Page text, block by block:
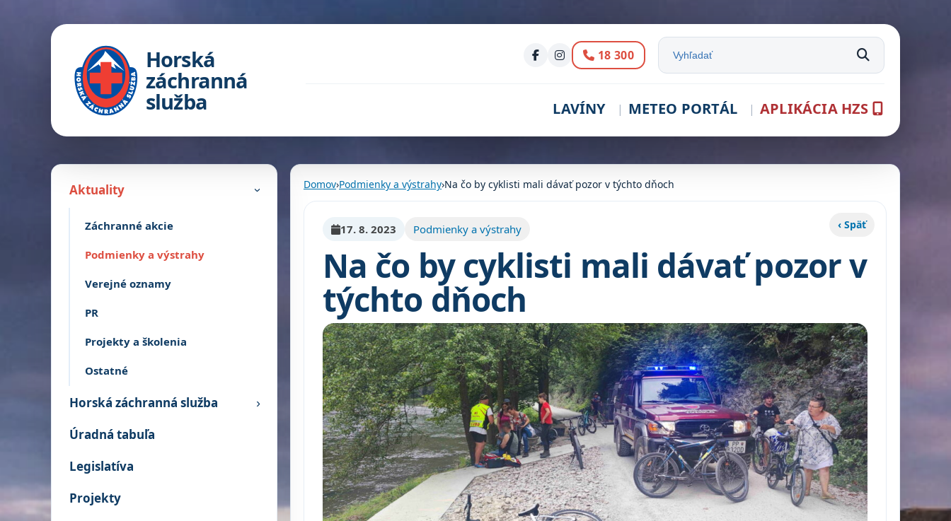
Horská
záchranná
služba
Volanie:
18 300 Vyhľadať na stránke
LAVÍNY METEO PORTÁL APLIKÁCIA HZS
Aktuality ›
Záchranné akcie
Podmienky a výstrahy
Verejné oznamy
PR
Projekty a školenia
Ostatné
Horská záchranná služba ›
Úradná tabuľa
Legislatíva
Projekty
Domov›Podmienky a výstrahy›Na čo by cyklisti mali dávať pozor v týchto dňoch
‹ Späť
17. 8. 2023 Podmienky a výstrahy
Na čo by cyklisti mali dávať pozor v
týchto dňoch